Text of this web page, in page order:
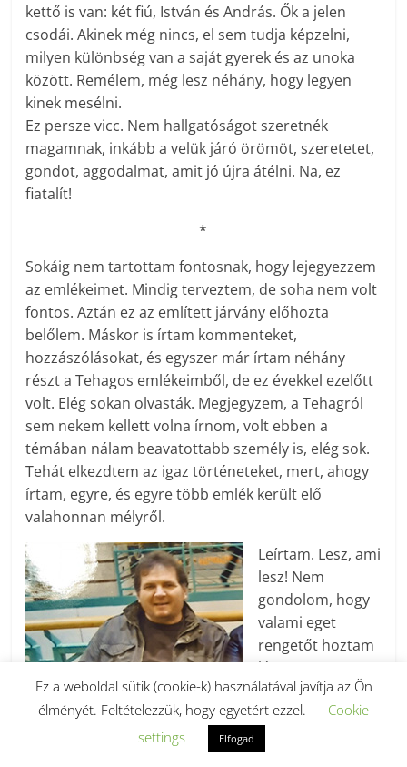
kettő is van: két fiú, István és András. Ők a jelen
csodái. Akinek még nincs, el sem tudja képzelni,
milyen különbség van a saját gyerek és az unoka
között. Remélem, még lesz néhány, hogy legyen
kinek mesélni.
Ez persze vicc. Nem hallgatóságot szeretnék
magamnak, inkább a velük járó örömöt, szeretetet,
gondot, aggodalmat, amit jó újra átélni. Na, ez
fiatalít!
*
Sokáig nem tartottam fontosnak, hogy lejegyezzem
az emlékeimet. Mindig terveztem, de soha nem volt
fontos. Aztán ez az említett járvány előhozta
belőlem. Máskor is írtam kommenteket,
hozzászólásokat, és egyszer már írtam néhány
részt a Tehagos emlékeimből, de ez évekkel ezelőtt
volt. Elég sokan olvasták. Megjegyzem, a Tehag­ról
sem nekem kellett volna írnom, volt ebben a
témában nálam beavatottabb személy is, elég sok.
Tehát elkezdtem az igaz történeteket, mert, ahogy
írtam, egyre, és egyre több emlék került elő
valahonnan mélyről.
Leírtam. Lesz, ami
lesz! Nem
gondolom, hogy
valami eget
rengetőt hoztam
létre. Arra sem
gondolok, hogy
bármilyen
Ez a weboldal sütik (cookie-k) használatával javítja az Ön
élményét. Feltételezzük, hogy egyetért ezzel.
Cookie
settings
Elfogad